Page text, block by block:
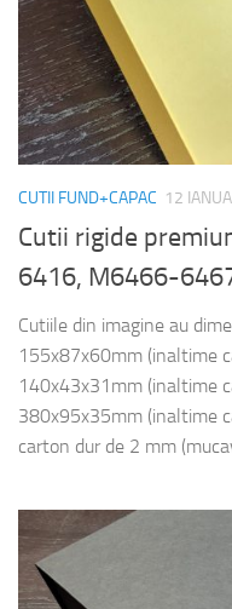
CUTII FUND+CAPAC 12
Cutii rigide
6416, M6466-
Cutiile din imagine au
155x87x60mm (inaltime
140x43x31mm (inaltime
380x95x35mm (inaltime
carton dur de 2 mm